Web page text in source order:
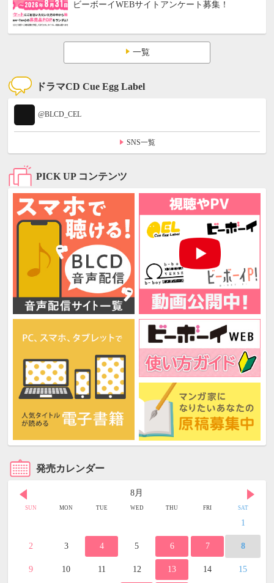
ビーボーイWEBサイトアンケート募集！
一覧
ドラマCD Cue Egg Label
@BLCD_CEL
SNS一覧
PICK UP コンテンツ
発売カレンダー
8月
SUN MON TUE WED THU FRI SAT
1
2 3 4 5 6 7 8
9 10 11 12 13 14 15